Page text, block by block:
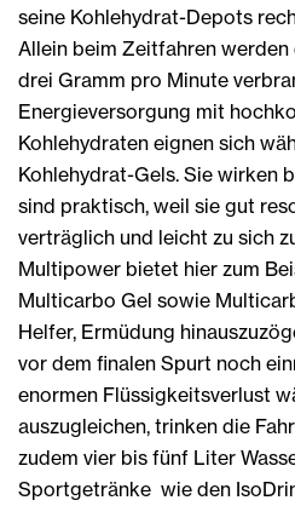
seine Kohlehydrat-Depots
Allein beim Zeitfahren
drei Gramm pro Minute
Energieversorgung mit
Kohlehydraten eignen sich
Kohlehydrat-Gels. Sie wirken
sind praktisch, weil sie gut
verträglich und leicht zu sich
Multipower bietet hier zum
Multicarbo Gel sowie
Helfer, Ermüdung
vor dem finalen Spurt noch
enormen Flüssigkeitsverlust
auszugleichen, trinken die
zudem vier bis fünf Liter
Sportgetränke wie den